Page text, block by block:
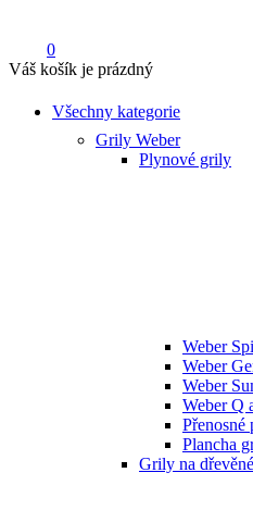
0
Váš košík je prázdný
Všechny kategorie
Grily Weber
Plynové grily
Weber
Weber
Weber
Weber Q
Plancha
Grily na